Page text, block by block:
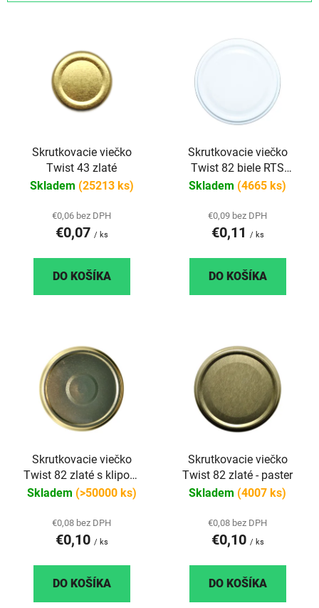
Skrutkovacie viečko
Twist 43 zlaté
Skladem (25213 ks)
€0,06 bez DPH
€0,07 / ks
DO KOŠÍKA
Skrutkovacie viečko
Twist 82 biele RTS
paster
Skladem (4665 ks)
€0,09 bez DPH
€0,11 / ks
DO KOŠÍKA
Skrutkovacie viečko
Twist 82 zlaté s klipom
steril
Skladem (>50000 ks)
€0,08 bez DPH
€0,10 / ks
DO KOŠÍKA
Skrutkovacie viečko
Twist 82 zlaté - paster
Skladem (4007 ks)
€0,08 bez DPH
€0,10 / ks
DO KOŠÍKA